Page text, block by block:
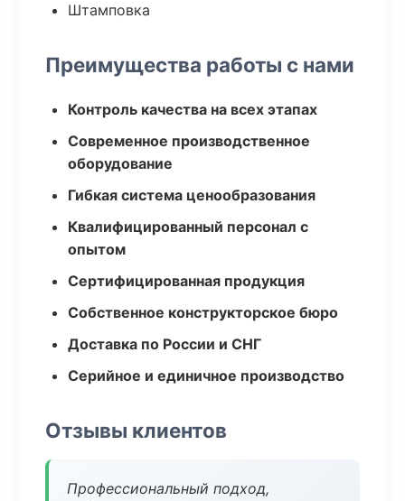
Штамповка
Преимущества работы с нами
Контроль качества на всех этапах
Современное производственное
оборудование
Гибкая система ценообразования
Квалифицированный персонал с
опытом
Сертифицированная продукция
Собственное конструкторское бюро
Доставка по России и СНГ
Серийное и единичное производство
Отзывы клиентов
Профессиональный подход,